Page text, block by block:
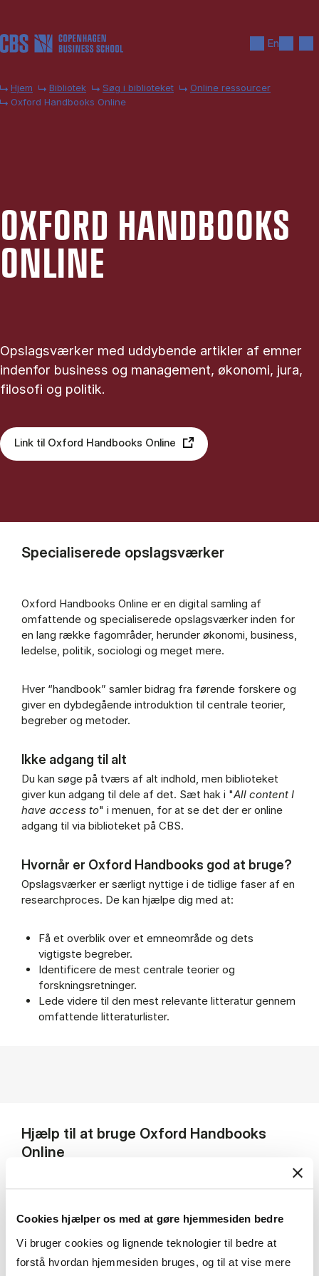
Cookies hjælper os med at gøre hjemmesiden bedre
Vi bruger cookies og lignende teknologier til bedre at
forstå hvordan hjemmesiden bruges, og til at vise mere
En
Hjem Bibliotek Søg i biblioteket
Online ressourcer
Oxford Handbooks Online
OX­FORD HAND­BOOKS
ON­LI­NE
Opslagsværker med uddybende artikler af emner
indenfor business og management, økonomi, jura,
filosofi og politik.
Link til Oxford Handbooks Online
Specialiserede opslagsværker
Oxford Handbooks Online er en digital samling af
omfattende og specialiserede opslagsværker inden for
en lang række fagområder, herunder økonomi, business,
ledelse, politik, sociologi og meget mere.
Hver “handbook” samler bidrag fra førende forskere og
giver en dybdegående introduktion til centrale teorier,
begreber og metoder.
Ikke adgang til alt
Du kan søge på tværs af alt indhold, men biblioteket
giver kun adgang til dele af det. Sæt hak i "All content I
have access to" i menuen, for at se det der er online
adgang til via biblioteket på CBS.
Hvornår er Oxford Handbooks god at bruge?
Opslagsværker er særligt nyttige i de tidlige faser af en
researchproces. De kan hjælpe dig med at:
Få et overblik over et emneområde og dets
vigtigste begreber.
Identificere de mest centrale teorier og
forskningsretninger.
Lede videre til den mest relevante litteratur gennem
omfattende litteraturlister.
Hjælp til at bruge Oxford Handbooks
Online
Søgevejledning mv.